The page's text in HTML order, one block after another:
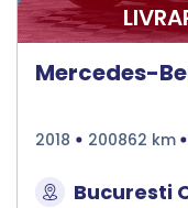
Mercedes-
2018 200862 km
Bucuresti